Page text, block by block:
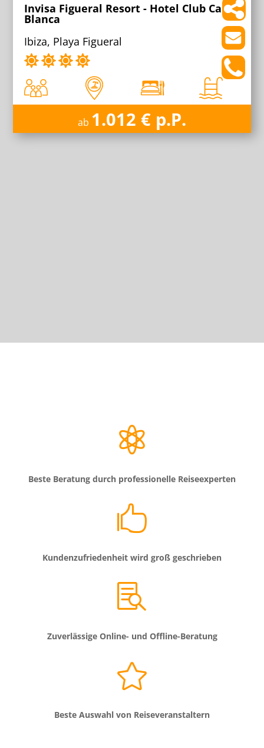
Invisa Figueral Resort - Hotel Club Cala
Blanca
Ibiza, Playa Figueral
ab 1.012 € p.P.

Beste Beratung durch professionelle Reiseexperten

Kundenzufriedenheit wird groß geschrieben

Zuverlässige Online- und Offline-Beratung

Beste Auswahl von Reiseveranstaltern